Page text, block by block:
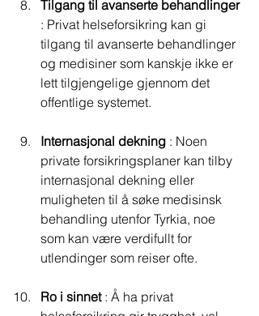
Tilgang til avanserte behandlinger
: Privat helseforsikring kan gi
tilgang til avanserte behandlinger
og medisiner som kanskje ikke er
lett tilgjengelige gjennom det
offentlige systemet.
Internasjonal dekning : Noen
private forsikringsplaner kan tilby
internasjonal dekning eller
muligheten til å søke medisinsk
behandling utenfor Tyrkia, noe
som kan være verdifullt for
utlendinger som reiser ofte.
Ro i sinnet : Å ha privat